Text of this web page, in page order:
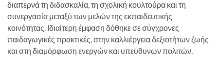
διαπερνά τη διδασκαλία, τη σχολική κουλτούρα και τη
συνεργασία μεταξύ των μελών της εκπαιδευτικής
κοινότητας. Ιδιαίτερη έμφαση δόθηκε σε σύγχρονες
παιδαγωγικές πρακτικές, στην καλλιέργεια δεξιοτήτων ζωής
και στη διαμόρφωση ενεργών και υπεύθυνων πολιτών.